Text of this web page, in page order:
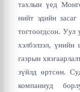
тахлын үед
нийт эдийн
тогтоогдсон.
хэлбэлзэл,
газрын
зүйлд өртсөн.
компаниуд